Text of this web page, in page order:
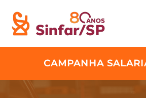
Skip to main content
CAMPANHA